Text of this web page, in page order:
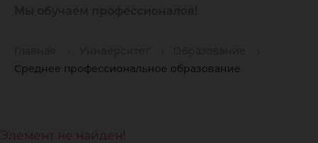
Среднее профессиональное образование
Элемент не найден!